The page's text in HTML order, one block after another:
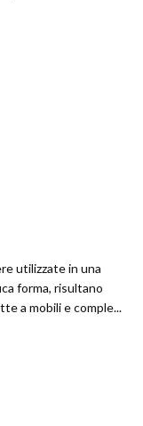
utilizzate in una
forma, risultano
a mobili e comple...